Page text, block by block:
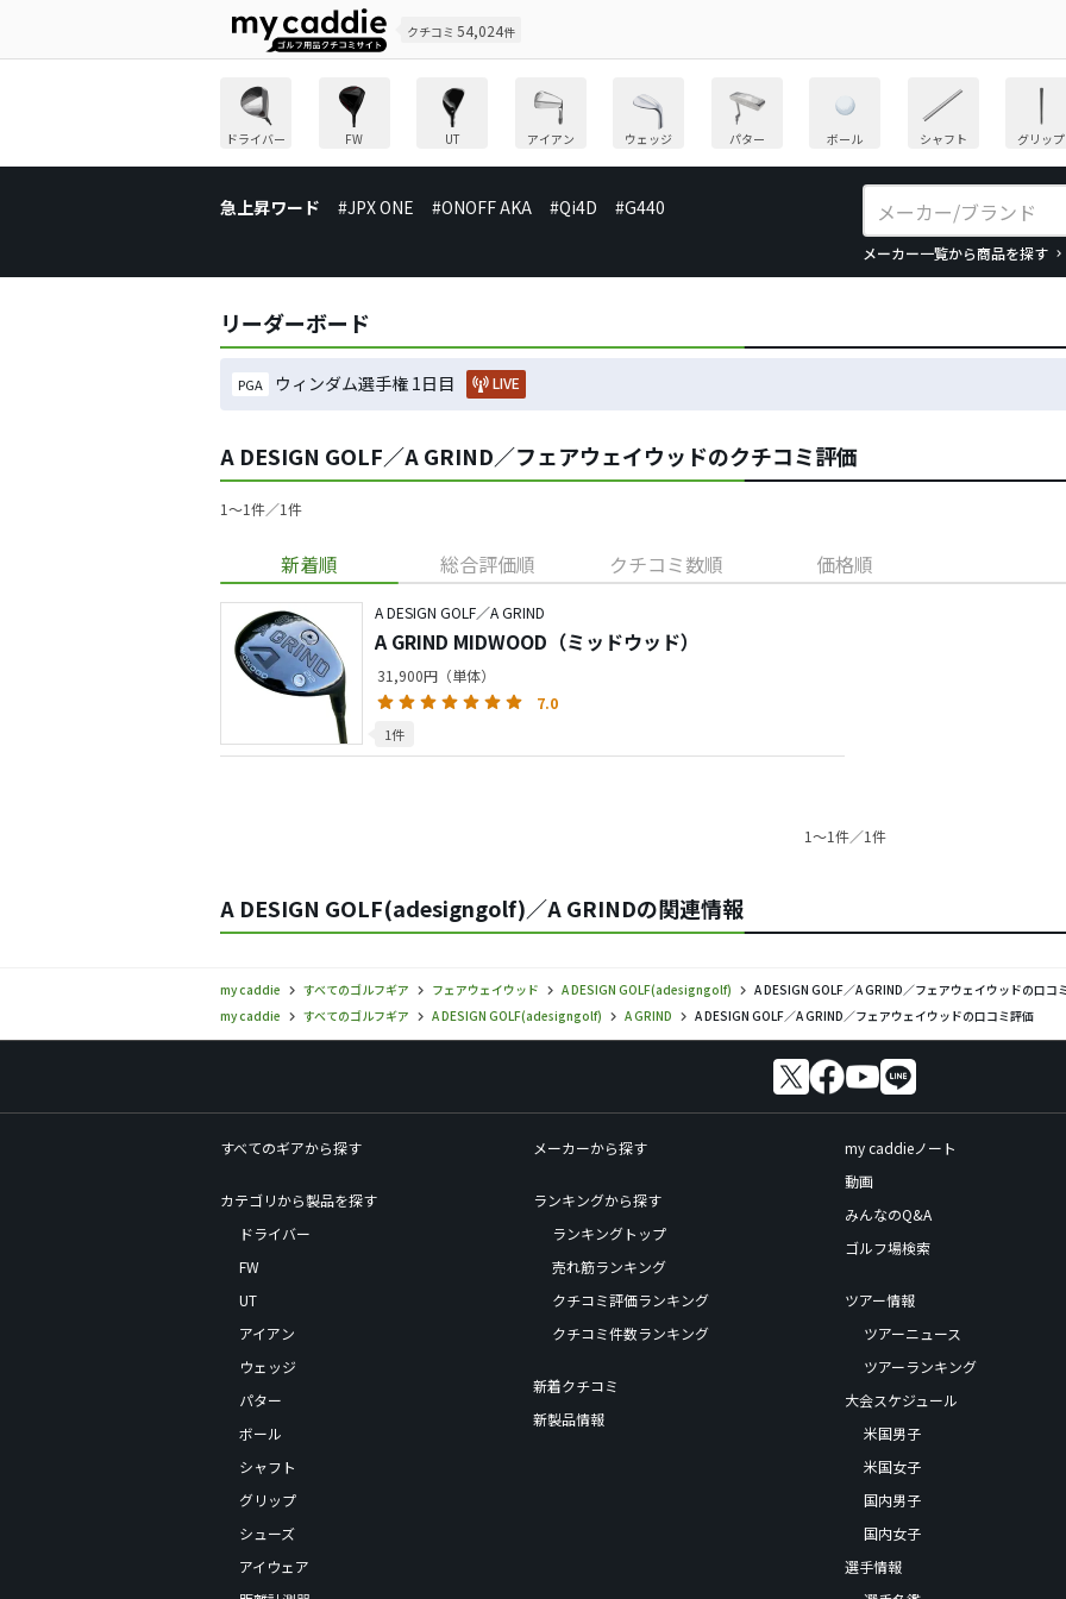
クチコミ 54,024件
ドライバー FW UT アイアン ウェッジ パター ボール シャフト グリップ
急上昇ワード #JPX ONE #ONOFF AKA #Qi4D #G440
メーカー一覧から商品を探す
リーダーボード
PGA ウィンダム選手権 1日目 LIVE
A DESIGN GOLF／A GRIND／フェアウェイウッドのクチコミ評価
1〜1件／1件
新着順 総合評価順 クチコミ数順 価格順
A DESIGN GOLF／A GRIND
A GRIND MIDWOOD（ミッドウッド）
31,900円（単体）
7.0
1件
1〜1件／1件
A DESIGN GOLF(adesigngolf)／A GRINDの関連情報
my caddie すべてのゴルフギア フェアウェイウッド A DESIGN GOLF(adesigngolf)
A DESIGN GOLF／A GRIND／フェアウェイウッドの口コ
my caddie
すべてのゴルフギア A DESIGN GOLF(adesigngolf) A GRIND A DESIGN GOLF／A GRIND／フェアウェイウッドの口コミ評価
すべてのギアから探す
カテゴリから製品を探す
ドライバー
FW
UT
アイアン
ウェッジ
パター
ボール
シャフト
グリップ
シューズ
アイウェア
メーカーから探す
ランキングから探す
ランキングトップ
売れ筋ランキング
クチコミ評価ランキング
クチコミ件数ランキング
新着クチコミ
新製品情報
my caddieノート
動画
みんなのQ&A
ゴルフ場検索
ツアー情報
ツアーニュース
ツアーランキング
大会スケジュール
米国男子
米国女子
国内男子
国内女子
選手情報